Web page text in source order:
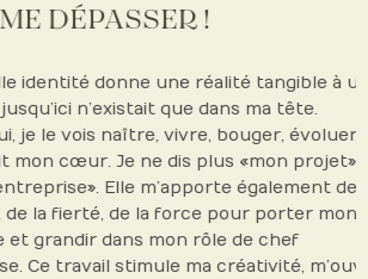
!
donne une réalité tangible à un
n’existait que dans ma tête.
vois naître, vivre, bouger, évoluer :
cœur. Je ne dis plus « mon projet », je
». Elle m’apporte également de la
fierté, de la force pour porter mon
dans mon rôle de chef
travail stimule ma créativité, m’ouvre